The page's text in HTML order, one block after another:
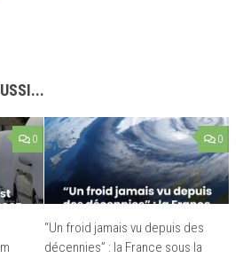
0 0
“Un froid jamais vu depuis des
décennies” : la France sous la